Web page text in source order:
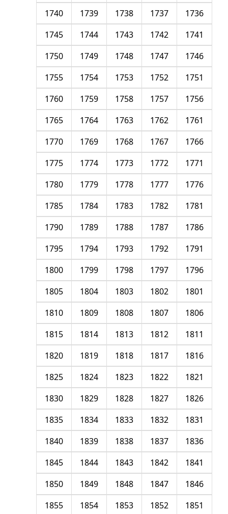
1736
1737
1738
1739
1740
1741
1742
1743
1744
1745
1746
1747
1748
1749
1750
1751
1752
1753
1754
1755
1756
1757
1758
1759
1760
1761
1762
1763
1764
1765
1766
1767
1768
1769
1770
1771
1772
1773
1774
1775
1776
1777
1778
1779
1780
1781
1782
1783
1784
1785
1786
1787
1788
1789
1790
1791
1792
1793
1794
1795
1796
1797
1798
1799
1800
1801
1802
1803
1804
1805
1806
1807
1808
1809
1810
1811
1812
1813
1814
1815
1816
1817
1818
1819
1820
1821
1822
1823
1824
1825
1826
1827
1828
1829
1830
1831
1832
1833
1834
1835
1836
1837
1838
1839
1840
1841
1842
1843
1844
1845
1846
1847
1848
1849
1850
1851
1852
1853
1854
1855